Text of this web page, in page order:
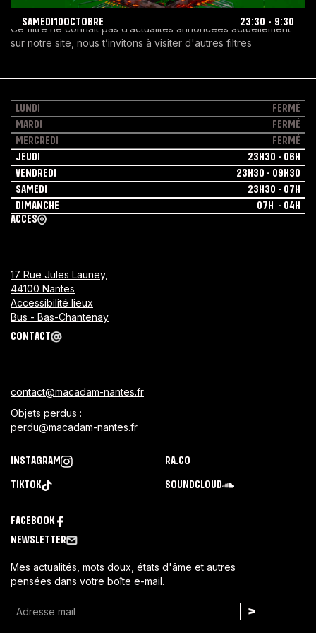
SAMEDI 10OCTOBRE 23:30 - 9:30
LENA
Nuit
October
10,
2026-10-10
Ce filtre ne connaît pas d’actualités annoncées actuellement
sur notre site, nous t’invitons à visiter d'autres filtres
LUNDI
FERMÉ
MARDI
FERMÉ
MERCREDI
FERMÉ
JEUDI
23H30 - 06H
VENDREDI
23H30 - 09H30
SAMEDI
23H30 - 07H
DIMANCHE
07H - 04H
ACCÈS
17 Rue Jules Launey,
44100 Nantes
Accessibilité lieux
Bus - Bas-Chantenay
CONTACT
contact@macadam-nantes.fr
Objets perdus :
perdu@macadam-nantes.fr
INSTAGRAM RA.CO
SOUNDCLOUD
FACEBOOK
TIKTOK
NEWSLETTER
Mes actualités, mots doux, états d'âme et autres
pensées dans votre boîte e-mail.